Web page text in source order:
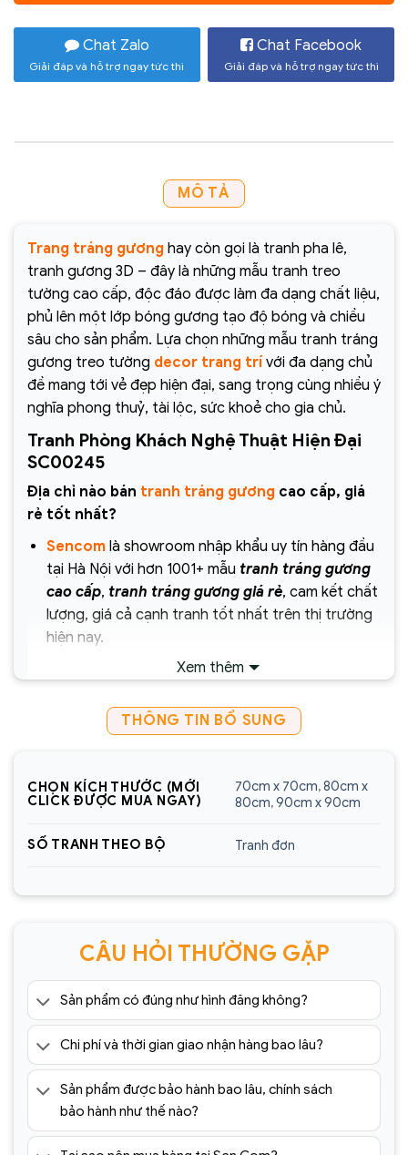
Chat Zalo
Giải đáp và hỗ trợ ngay tức thì
Chat Facebook
Giải đáp và hỗ trợ ngay tức thì
MÔ TẢ
Trang tráng gương hay còn gọi là tranh pha lê,
tranh gương 3D – đây là những mẫu tranh treo
tường cao cấp, độc đáo được làm đa dạng chất liệu,
phủ lên một lớp bóng gương tạo độ bóng và chiều
sâu cho sản phẩm. Lựa chọn những mẫu tranh tráng
gương treo tường decor trang trí với đa dạng chủ
đề mang tới vẻ đẹp hiện đại, sang trọng cùng nhiều ý
nghĩa phong thuỷ, tài lộc, sức khoẻ cho gia chủ.
Tranh Phòng Khách Nghệ Thuật Hiện Đại
SC00245
Địa chỉ nào bán tranh tráng gương cao cấp, giá
rẻ tốt nhất?
Sencomlà showroom nhập khẩu uy tín hàng đầu
tại Hà Nội với hơn 1001+ mẫu tranh tráng gương
cao cấp, tranh tráng gương giá rẻ, cam kết chất
lượng, giá cả cạnh tranh tốt nhất trên thị trường
hiện nay.
Chịu trách nhiệm về sản phẩm :
Công ty Cổ Phần Xây Dựng và Thương Mại
Sencom Việt Nam
Địa chỉ showroom:60 Trần Đăng Ninh, Quang
Hotline:0925.988.699
*ƯU ĐÃI: Miễn phí vận chuyển Toàn quốc phí vận
giá trị trên 1.500.000đ (Bao gồm tất cả mã sản
Lưu ý: Đơn hàng sẽ chỉ được gửi đi sau khi có xác
nhận của tổng đài viên trong vòng 2 tiếng. Quý
khách vui lòng giữ điện thoại
=> Tham khảo thêm 1001+ mẫutranh tráng
gương cao cấp giá rẻ tại:
https://sencom.vn/category/tranh-trang-guong
Xem thêm
THÔNG TIN BỔ SUNG
CHỌN KÍCH THƯỚC (MỚI
CLICK ĐƯỢC MUA NGAY)
70cm x 70cm,80cm x
80cm,90cm x 90cm
SỐ TRANH THEO BỘ Tranh đơn
CÂU HỎI THƯỜNG GẶP
Sản phẩm có đúng như hình đăng không?
Chi phí và thời gian giao nhận hàng bao lâu?
Sản phẩm được bảo hành bao lâu, chính sách
bảo hành như thế nào?